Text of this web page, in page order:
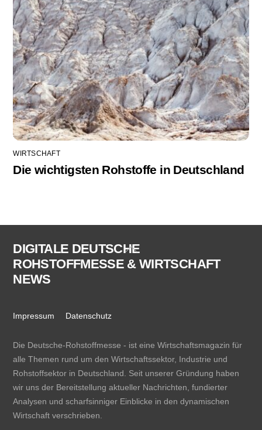
WIRTSCHAFT
Die wichtigsten Rohstoffe in Deutschland
Back
To
DIGITALE DEUTSCHE
ROHSTOFFMESSE & WIRTSCHAFT
NEWS
Impressum Datenschutz
Die Deutsche-Rohstoffmesse - ist eine Wirtschaftsmagazin für
alle Themen rund um den Wirtschaftssektor, Industrie und
Rohstoffsektor in Deutschland. Seit unserer Gründung haben
wir uns der Bereitstellung aktueller Nachrichten, fundierter
Analysen und scharfsinniger Einblicke in den dynamischen
Wirtschaft verschrieben.